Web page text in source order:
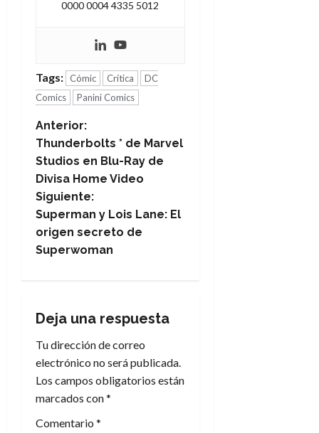
0000 0004 4335 5012
Tags: Cómic Crítica
DC
Comics
Panini Comics
N
a
v
e
g
c
i
ó
n
Anterior:
Thunderbolts * de Marvel
Studios en Blu-Ray de
Divisa Home Video
Siguiente:
Superman y Lois Lane: El
origen secreto de
Superwoman
Deja una respuesta
Tu dirección de correo
electrónico no será publicada.
Los campos obligatorios están
marcados con*
Comentario *